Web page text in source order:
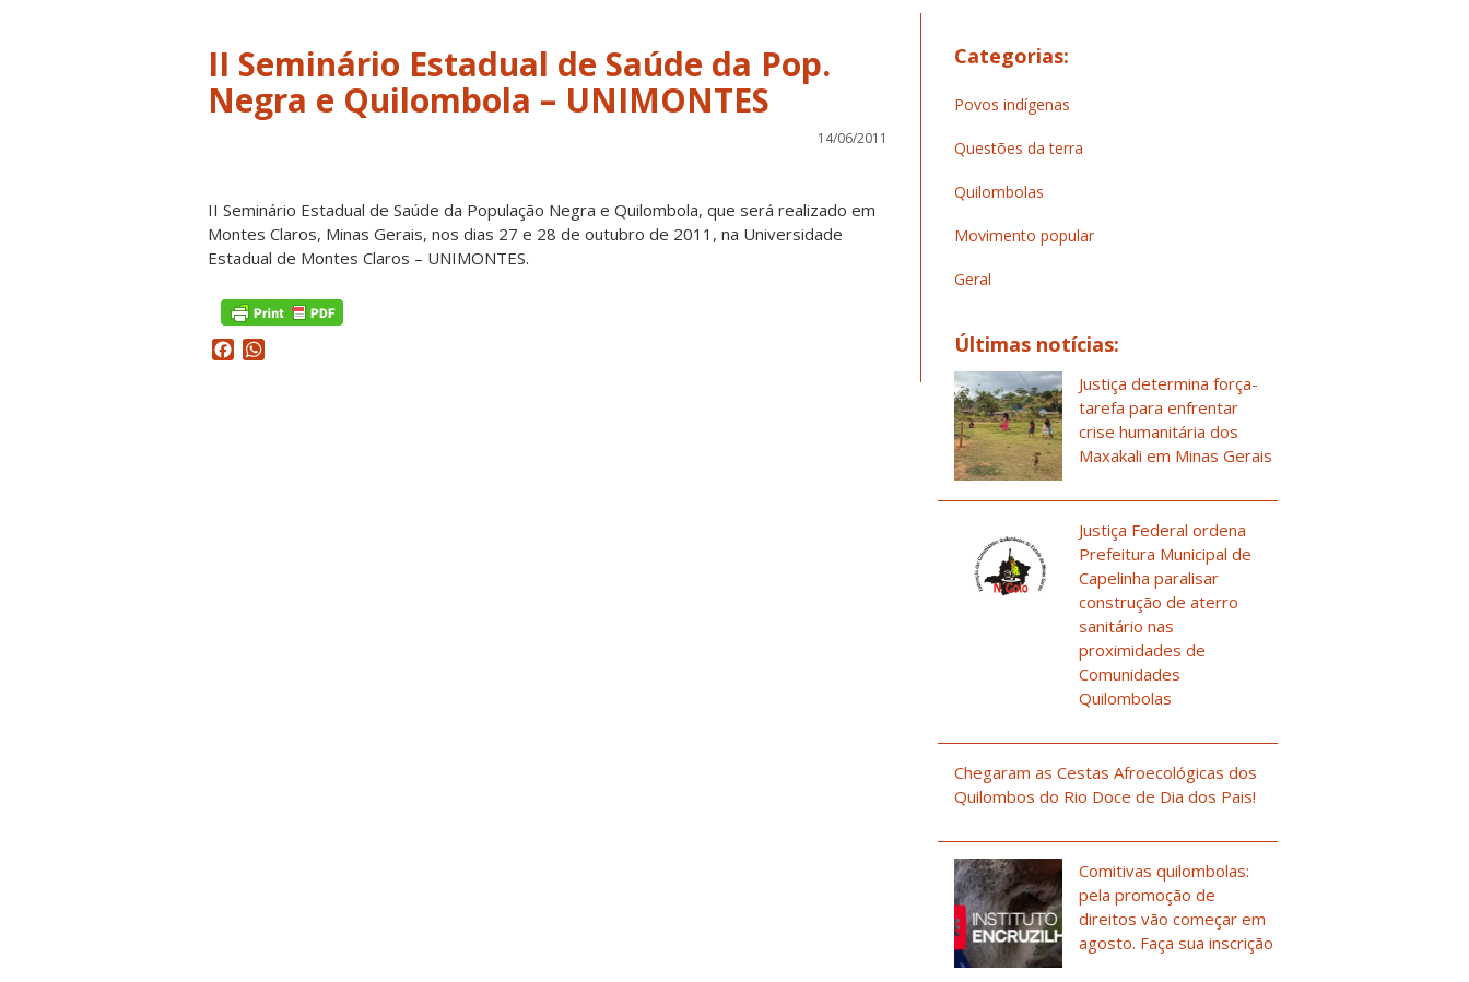
II Seminário Estadual de Saúde da Pop.
Negra e Quilombola – UNIMONTES
14/06/2011
II Seminário Estadual de Saúde da População Negra e Quilombola, que será realizado em
Montes Claros, Minas Gerais, nos dias 27 e 28 de outubro de 2011, na Universidade
Estadual de Montes Claros – UNIMONTES.
Facebook
Categorias:
Povos indígenas
Questões da terra
Quilombolas
Movimento popular
Geral
Últimas notícias:
Justiça determina força-
tarefa para enfrentar
crise humanitária dos
Maxakali em Minas Gerais
Justiça Federal ordena
Prefeitura Municipal de
Capelinha paralisar
construção de aterro
sanitário nas
proximidades de
Comunidades
Quilombolas
Chegaram as Cestas Afroecológicas dos
Quilombos do Rio Doce de Dia dos Pais!
Comitivas quilombolas:
pela promoção de
direitos vão começar em
agosto. Faça sua inscrição